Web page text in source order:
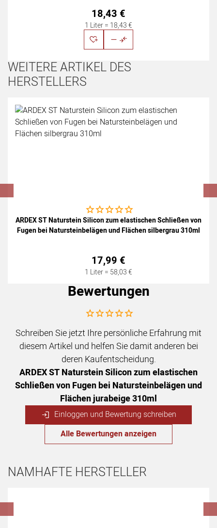
18,43 €
1 Liter = 18,43€
WEITERE ARTIKEL DES
HERSTELLERS
Artikel überspringen
Noch keine Bewertungen abgegeben
ARDEX ST Naturstein Silicon zum elastischen Schließen von
Fugen bei Natursteinbelägen und Flächen silbergrau 310ml
17,99 €
1 Liter = 58,03€
Bewertungen
Noch keine Bewertungen abgegeben
Schreiben Sie jetzt Ihre persönliche Erfahrung mit
diesem Artikel und helfen Sie damit anderen bei
deren Kaufentscheidung.
ARDEX ST Naturstein Silicon zum elastischen
Schließen von Fugen bei Natursteinbelägen und
Flächen jurabeige 310ml
Einloggen und Bewertung schreiben
Alle Bewertungen anzeigen
NAMHAFTE HERSTELLER